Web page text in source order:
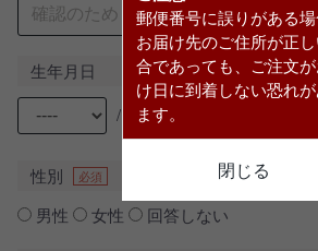
郵便番号に誤りがある場
お届け先のご住所が正
合であっても、ご注文
け日に到着しない恐れが
ます。
閉じる
生年月日
/
性別 必須
男性 女性 回答しない